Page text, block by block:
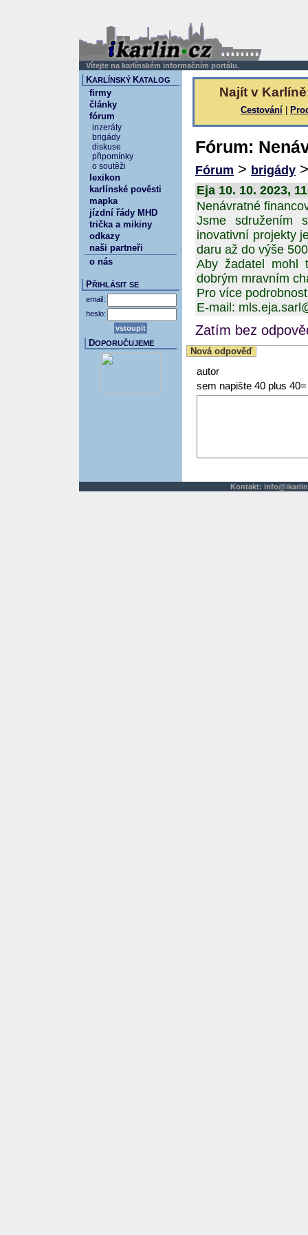
Vítejte na karlínském informačním portálu.
Najít v
Cestování
Fórum:
Fórum > brigády
Eja 10. 10. 2023,
Nenávratné
Jsme sdružením
inovativní projekty
daru až do výše
Aby žadatel mohl
dobrým mravním
Pro více
E-mail:
Zatím bez
Nová odpověď
autor
sem napište 40 plus 40=
KARLÍNSKÝ KATALOG
firmy
články
fórum
inzeráty
brigády
diskuse
připomínky
o soutěži
lexikon
karlínské pověsti
mapka
jízdní řády MHD
trička a mikiny
odkazy
naši partneři
o nás
PŘIHLÁSIT SE
email:
heslo:
DOPORUČUJEME
Kontakt: